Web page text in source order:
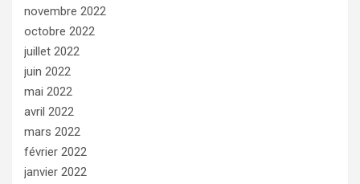
novembre 2022
octobre 2022
juillet 2022
juin 2022
mai 2022
avril 2022
mars 2022
février 2022
janvier 2022